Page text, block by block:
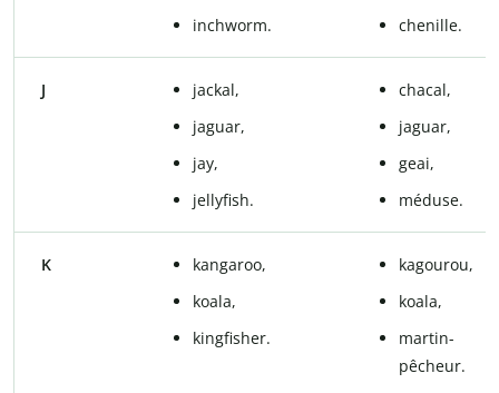
inchworm.
chenille.
J
jackal,
jaguar,
jay,
jellyfish.
chacal,
jaguar,
geai,
méduse.
K
kangaroo,
koala,
kingfisher.
kagourou,
koala,
martin-
pêcheur.